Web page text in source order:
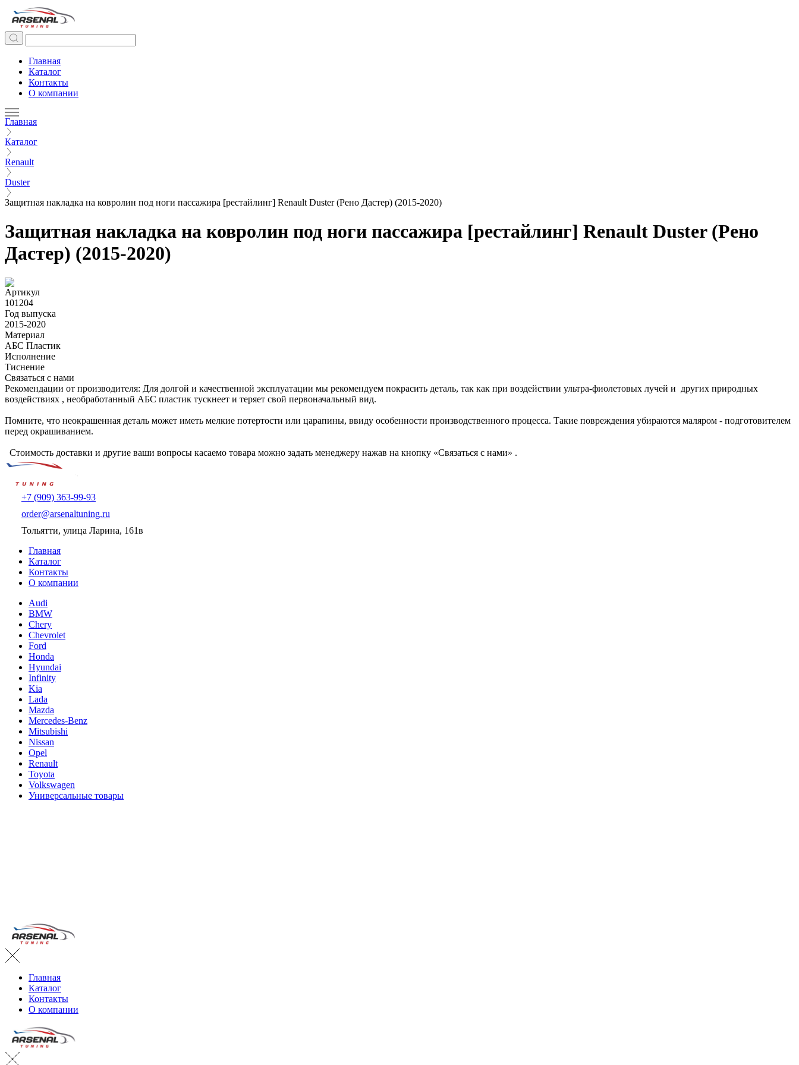
Главная
Каталог
Контакты
О компании
Главная
Каталог
Renault
Duster
Защитная накладка на ковролин под ноги пассажира [рестайлинг] Renault Duster (Рено Дастер) (2015-2020)
Защитная накладка на ковролин под ноги пассажира [рестайлинг] Renault Duster (Рено
Дастер) (2015-2020)
Артикул
101204
Год выпуска
2015-2020
Материал
АБС Пластик
Исполнение
Тиснение
Связаться с нами
Рекомендации от производителя: Для долгой и качественной эксплуатации мы рекомендуем покрасить деталь, так как при воздействии ультра-фиолетовых лучей и других природных
воздействиях , необработанный АБС пластик тускнеет и теряет свой первоначальный вид.
Помните, что неокрашенная деталь может иметь мелкие потертости или царапины, ввиду особенности производственного процесса. Такие повреждения убираются маляром - подготовителем
перед окрашиванием.
Стоимость доставки и другие ваши вопросы касаемо товара можно задать менеджеру нажав на кнопку «Связаться с нами» .
+7 (909) 363-99-93
order@arsenaltuning.ru
Тольятти, улица Ларина, 161в
Главная
Каталог
Контакты
О компании
Audi
BMW
Chery
Chevrolet
Ford
Honda
Hyundai
Infinity
Kia
Lada
Mazda
Mercedes-Benz
Mitsubishi
Nissan
Opel
Renault
Toyota
Volkswagen
Универсальные товары
Главная
Каталог
Контакты
О компании